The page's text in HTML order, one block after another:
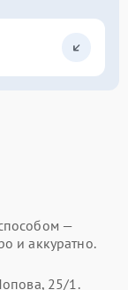
—
и аккуратно.
25/1.